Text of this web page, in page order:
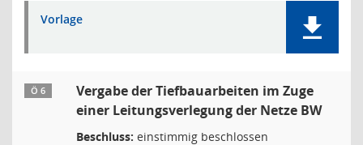
Vorlage
Ö 6
Vergabe der Tiefbauarbeiten im Zuge
einer Leitungsverlegung der Netze BW
Beschluss: einstimmig beschlossen